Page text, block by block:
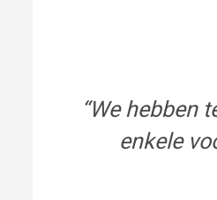
“We hebben
enkele